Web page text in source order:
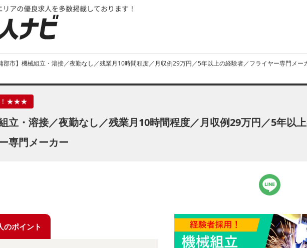
郡市】機械組立・溶接／夜勤なし／残業月10時間程度／月収例29万円／5年以上の経験者／フライヤー専門メー
！★★★
組立・溶接／夜勤なし／残業月10時間程度／月収例29万円／5年以
専門メーカー
のポイント